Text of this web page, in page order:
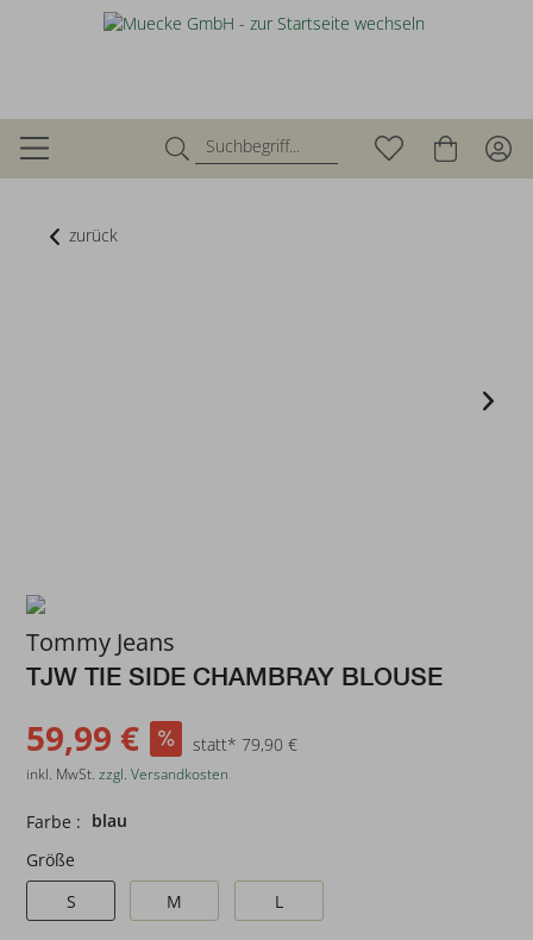
zurück
Tommy Jeans
TJW TIE SIDE CHAMBRAY BLOUSE
59,99 € statt* 79,90 €
inkl. MwSt.zzgl. Versandkosten
Farbe : blau
Größe
S
M L